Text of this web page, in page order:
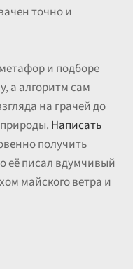
точно и
и подборе
а алгоритм сам
на грачей до
Написать
получить
её писал вдумчивый
майского ветра и